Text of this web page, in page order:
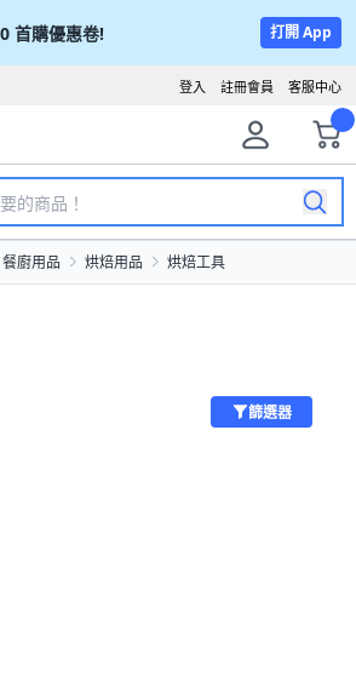
首購優惠卷! 打開 App
客服中心
註冊會員
登入
餐廚用品 烘焙用品 烘焙工具
篩選器